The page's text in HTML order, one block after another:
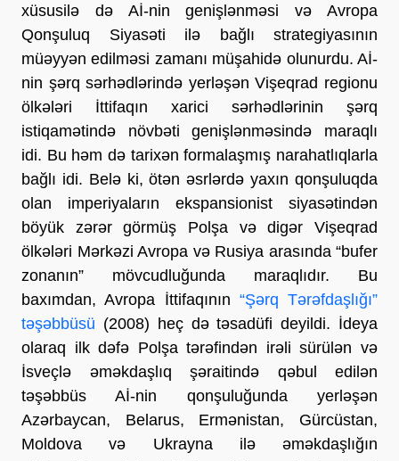
xüsusilə də Aİ-nin genişlənməsi və Avropa
Qonşuluq Siyasəti ilə bağlı strategiyasının
müəyyən edilməsi zamanı müşahidə olunurdu. Aİ-
nin şərq sərhədlərində yerləşən Vişeqrad regionu
ölkələri İttifaqın xarici sərhədlərinin şərq
istiqamətində növbəti genişlənməsində maraqlı
idi. Bu həm də tarixən formalaşmış narahatlıqlarla
bağlı idi. Belə ki, ötən əsrlərdə yaxın qonşuluqda
olan imperiyaların ekspansionist siyasətindən
böyük zərər görmüş Polşa və digər Vişeqrad
ölkələri Mərkəzi Avropa və Rusiya arasında “bufer
zonanın” mövcudluğunda maraqlıdır. Bu
baxımdan, Avropa İttifaqının “Şərq Tərəfdaşlığı”
təşəbbüsü (2008) heç də təsadüfi deyildi. İdeya
olaraq ilk dəfə Polşa tərəfindən irəli sürülən və
İsveçlə əməkdaşlıq şəraitində qəbul edilən
təşəbbüs Aİ-nin qonşuluğunda yerləşən
Azərbaycan, Belarus, Ermənistan, Gürcüstan,
Moldova və Ukrayna ilə əməkdaşlığın